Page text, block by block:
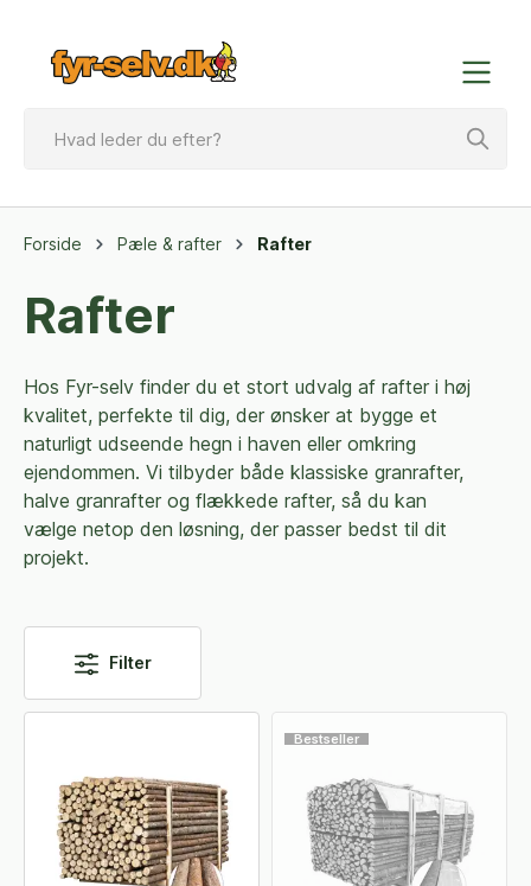
Forside Pæle & rafter Rafter
Rafter
Hos Fyr-selv finder du et stort udvalg af rafter i høj
kvalitet, perfekte til dig, der ønsker at bygge et
naturligt udseende hegn i haven eller omkring
ejendommen. Vi tilbyder både klassiske granrafter,
halve granrafter og flækkede rafter, så du kan
vælge netop den løsning, der passer bedst til dit
projekt.
Filter
Bestseller